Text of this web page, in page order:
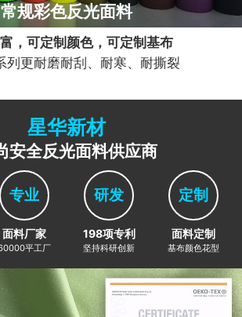
常规彩色反光面料
，可定制颜色，可定制基布
列更耐磨耐刮、耐寒、耐撕裂
星华新材
安全反光面料供应商
专业
面料厂家
平工厂
研发
198项专利
坚持科研创新
定制
面料定制
基布颜色花型